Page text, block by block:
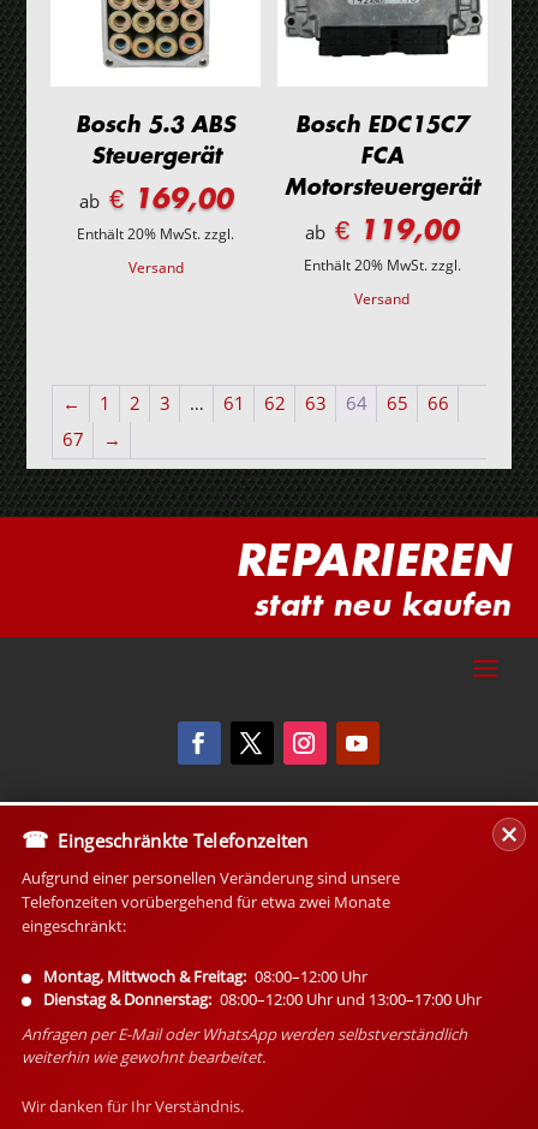
Bosch 5.3 ABS
Steuergerät
ab€ 169,00
Enthält 20% MwSt.zzgl.
Versand
Bosch EDC15C7
FCA
Motorsteuergerät
ab € 119,00
Enthält 20% MwSt.zzgl.
Versand
← 1 2 3 … 61 62 63 64 65
66
67
→
REPARIEREN
statt neu kaufen
Eingeschränkte Telefonzeiten
Aufgrund einer personellen Veränderung sind unsere
Telefonzeiten vorübergehend für etwa zwei Monate
eingeschränkt:
Montag, Mittwoch & Freitag: 08:00–12:00 Uhr
Dienstag & Donnerstag: 08:00–12:00 Uhr und 13:00–17:00 Uhr
Anfragen per E-Mail oder WhatsApp werden selbstverständlich
weiterhin wie gewohnt bearbeitet.
Wir danken für Ihr Verständnis.